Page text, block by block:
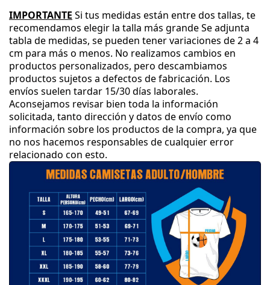
IMPORTANTE Si tus medidas están entre dos tallas, te
recomendamos elegir la talla más grandeSe adjunta
tabla de medidas, se pueden tener variaciones de 2 a 4
cm para más o menos. No realizamos cambios en
productos personalizados, pero descambiamos
productos sujetos a defectos de fabricación. Los
envíos suelen tardar 15/30 días laborales.
Aconsejamos revisar bien toda la información
solicitada, tanto dirección y datos de envío como
información sobre los productos de la compra, ya que
no nos hacemos responsables de cualquier error
relacionado con esto.